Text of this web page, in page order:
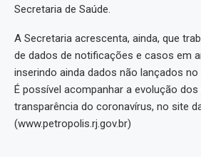
Secretaria de Saúde.
A Secretaria acrescenta, ainda, que
de dados de notificações e casos em
inserindo ainda dados não lançados
É possível acompanhar a evolução
transparência do coronavírus, no site
(www.petropolis.rj.gov.br)